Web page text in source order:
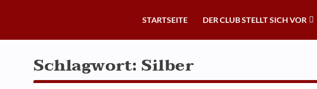
STARTSEITE DER CLUB STELLT SICH VOR
Schlagwort: Silber